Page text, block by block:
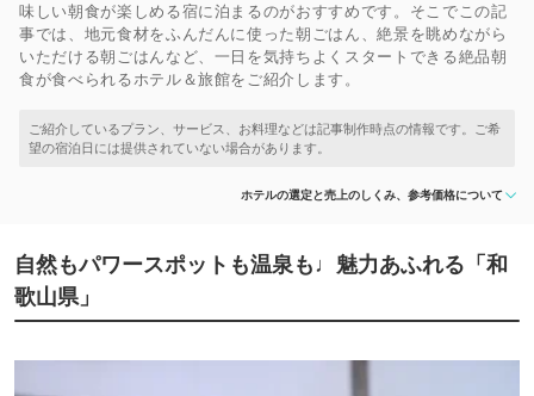
味しい朝食が楽しめる宿に泊まるのがおすすめです。そこでこの記
事では、地元食材をふんだんに使った朝ごはん、絶景を眺めながら
いただける朝ごはんなど、一日を気持ちよくスタートできる絶品朝
食が食べられるホテル＆旅館をご紹介します。
ホテルの選定と売上のしくみ、参考価格について
自然もパワースポットも温泉も♩魅力あふれる「和
歌山県」